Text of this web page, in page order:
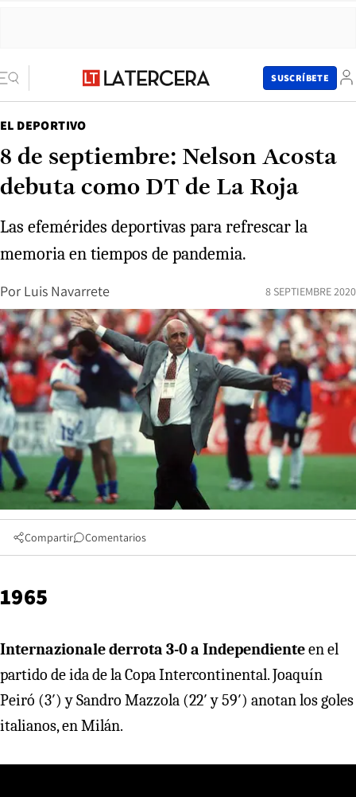
SUSCRÍBETE
EL DEPORTIVO
8 de septiembre: Nelson Acosta
debuta como DT de La Roja
Las efemérides deportivas para refrescar la
memoria en tiempos de pandemia.
Por Luis Navarrete 8 SEPTIEMBRE 2020
Compartir Comentarios
1965
Internazionale derrota 3-0 a Independienteen el
partido de ida de la Copa Intercontinental. Joaquín
Peiró (3′) y Sandro Mazzola (22′ y 59′) anotan los goles
italianos, en Milán.